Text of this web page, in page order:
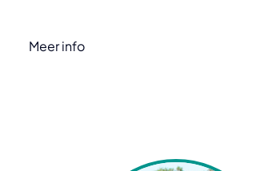
Meer info